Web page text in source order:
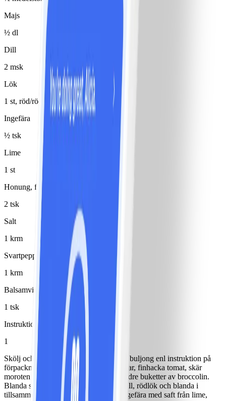
Majs
½ dl
Dill
2 msk
Lök
1 st, röd/röda
Ingefära
½ tsk
Lime
1 st
Honung, flytande
2 tsk
Salt
1 krm
Svartpeppar
1 krm
Balsamvinäger
1 tsk
Instruktioner
1
Skölj och koka linser. Koka couscous i buljong enl instruktion på
förpackningen. Skär champinjoner i bitar, finhacka tomat, skär
moroten i sneda skivor och bryt av mindre buketter av broccolin.
Blanda samman grönsakerna. Hacka dill, rödlök och blanda i
tillsammans med majs. Blanda riven ingefära med saft från lime,